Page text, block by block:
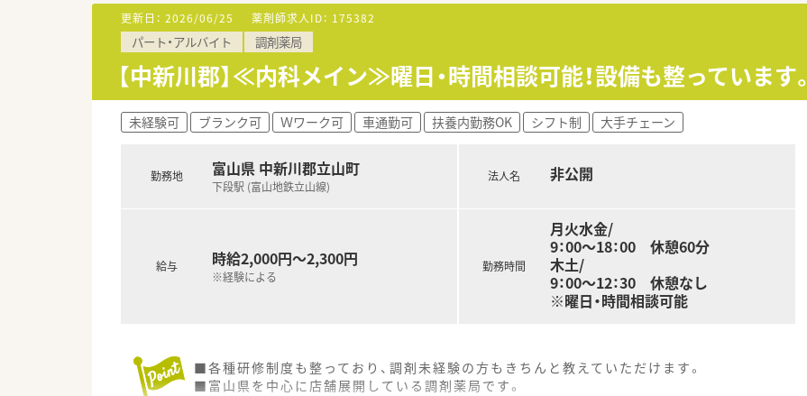
更新日： 2026/06/25 薬剤師求人ID： 175382
パート・アルバイト 調剤薬局
【中新川郡】≪内科メイン≫曜日・時間相談可能！設備も整っています。
未経験可 ブランク可 Ｗワーク可 車通勤可 扶養内勤務OK シフト制 大手チェーン
勤務地 富山県 中新川郡立山町
下段駅 (富山地鉄立山線)
給与 時給2,000円～2,300円
※経験による
法人名 非公開
勤務時間
月火水金/
9：00～18：00 休憩60分
木土/
9：00～12：30 休憩なし
※曜日・時間相談可能
■各種研修制度も整っており、調剤未経験の方もきちんと教えていただけます。
■富山県を中心に店舗展開している調剤薬局です。